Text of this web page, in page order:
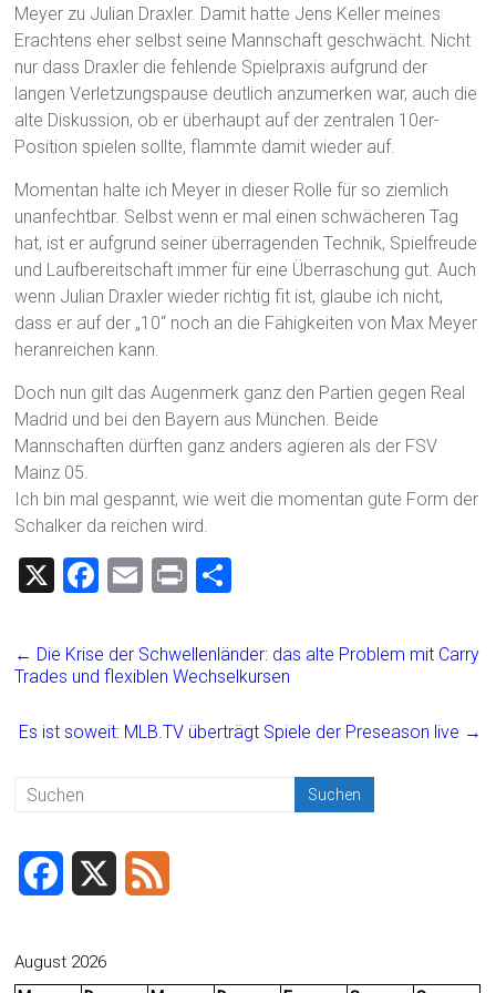
Meyer zu Julian Draxler. Damit hatte Jens Keller meines
Erachtens eher selbst seine Mannschaft geschwächt. Nicht
nur dass Draxler die fehlende Spielpraxis aufgrund der
langen Verletzungspause deutlich anzumerken war, auch die
alte Diskussion, ob er überhaupt auf der zentralen 10er-
Position spielen sollte, flammte damit wieder auf.
Momentan halte ich Meyer in dieser Rolle für so ziemlich
unanfechtbar. Selbst wenn er mal einen schwächeren Tag
hat, ist er aufgrund seiner überragenden Technik, Spielfreude
und Laufbereitschaft immer für eine Überraschung gut. Auch
wenn Julian Draxler wieder richtig fit ist, glaube ich nicht,
dass er auf der „10“ noch an die Fähigkeiten von Max Meyer
heranreichen kann.
Doch nun gilt das Augenmerk ganz den Partien gegen Real
Madrid und bei den Bayern aus München. Beide
Mannschaften dürften ganz anders agieren als der FSV
Mainz 05.
Ich bin mal gespannt, wie weit die momentan gute Form der
Schalker da reichen wird.
X
F
ce
b
o
E
ai
l
Pr
t
e
n
← Die Krise der Schwellenländer: das alte Problem mit Carry
Trades und flexiblen Wechselkursen
Es ist soweit: MLB.TV überträgt Spiele der Preseason live →
c
August 2026